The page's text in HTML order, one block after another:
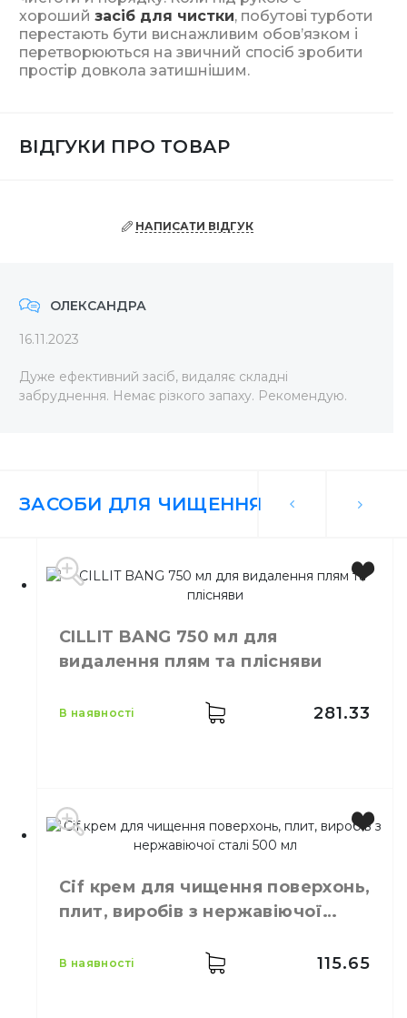
хороший засіб для чистки, побутові турботи
перестають бути виснажливим обов’язком і
перетворюються на звичний спосіб зробити
простір довкола затишнішим.
ВІДГУКИ ПРО ТОВАР
НАПИСАТИ ВІДГУК
ОЛЕКСАНДРА
16.11.2023
Дуже ефективний засіб, видаляє складні
забруднення. Немає різкого запаху. Рекомендую.
ЗАСОБИ ДЛЯ ЧИЩЕННЯ
CILLIT BANG 750 мл для
видалення плям та плісняви
750 мл
в наявності 281.33
Cif крем для чищення поверхонь,
плит, виробів з нержавіючої
в наявності 115.65